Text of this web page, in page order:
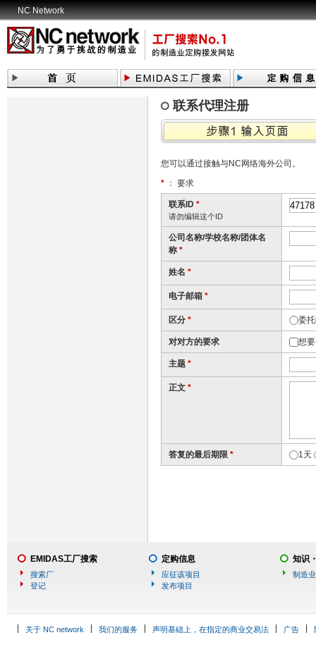
NC Network
联系代理注册
您可以通过接触与NC网络海外公司。
* ： 要求
联系ID *
请勿编辑这个ID
公司名称/学校名称/团体名
称 *
姓名 *
电子邮箱 *
区分 * 委
对对方的要求 想
主题 *
正文 *
答复的最后期限 * 1天
EMIDAS工厂搜索
搜索厂
登记
定购信息
应征该项目
发布项目
知识
制造
关于 NC network 我们的服务 声明基础上，在指定的商业交易法 广告